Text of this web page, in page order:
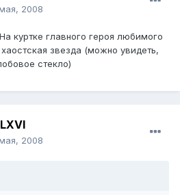
2008
куртке главного героя любимого
звезда (можно увидеть,
стекло)
2008